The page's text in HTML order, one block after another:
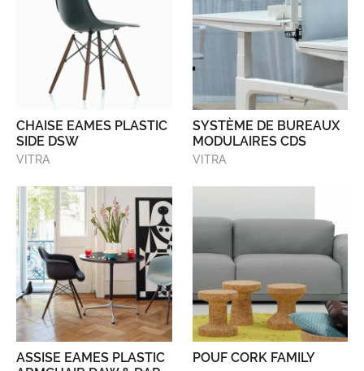
CHAISE EAMES PLASTIC
SIDE DSW
VITRA
SYSTÈME DE BUREAUX
MODULAIRES CDS
VITRA
ASSISE EAMES PLASTIC
POUF CORK FAMILY